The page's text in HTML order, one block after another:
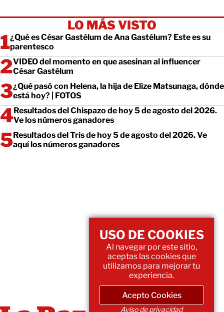
LO MÁS VISTO
¿Qué es César Gastélum de Ana Gastélum? Este es su
parentesco
VIDEO del momento en que asesinan al influencer
César Gastélum
¿Qué pasó con Helena, la hija de Elize Matsunaga, dónde
está hoy? | FOTOS
Resultados del Chispazo de hoy 5 de agosto del 2026.
Ve los números ganadores
Resultados del Tris de hoy 5 de agosto del 2026. Ve
aquí los números ganadores
USO DE COOKIES
Al navegar por este sitio,
aceptas las cookies que
utilizamos para mejorar tu
experiencia.
Acepto Cookies
Aviso de privacidad